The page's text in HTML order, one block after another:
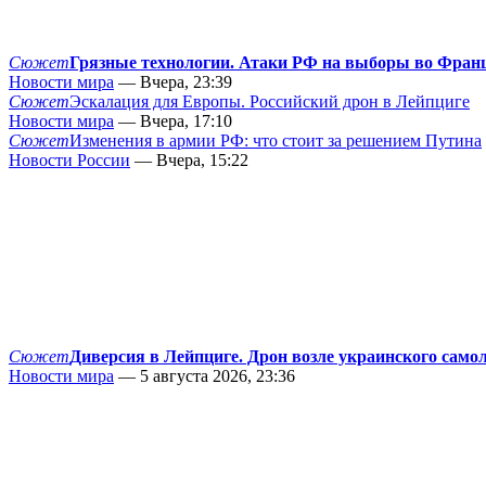
СюжетГрязные технологии. Атаки РФ на выборы во
Новости мира — Вчера, 23:39
СюжетЭскалация для Европы. Российский дрон в Лейпциге
Новости мира — Вчера, 17:10
СюжетИзменения в армии РФ: что стоит за решением Путина
Новости России — Вчера, 15:22
СюжетДиверсия в Лейпциге. Дрон возле украинского
Новости мира — 5 августа 2026, 23:36